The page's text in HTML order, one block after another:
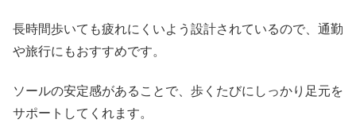
長時間歩いても疲れにくいよう設計されているので、通勤
や旅行にもおすすめです。
ソールの安定感があることで、歩くたびにしっかり足元を
サポートしてくれます。